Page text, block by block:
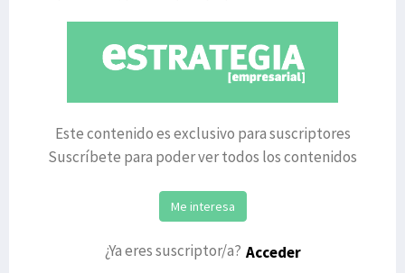
Este contenido es exclusivo para suscriptores
Suscríbete para poder ver todos los contenidos
Me interesa
¿Ya eres suscriptor/a? Acceder